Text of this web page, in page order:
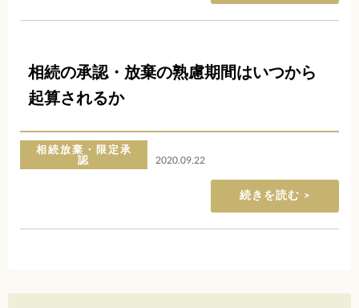
相続の承認・放棄の熟慮期間はいつから
起算されるか
相続放棄・限定承
認 2020.09.22
続きを読む